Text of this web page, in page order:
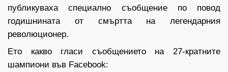
публикуваха специално съобщение по повод
годишнината от смъртта на легендарния
революционер.
Ето какво гласи съобщението на 27-кратните
шампиони във Facebook: